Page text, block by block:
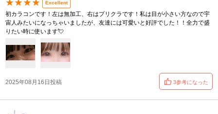
★★★★ Excellent
初カラコンです！左は無加工、右はプリクラです！私は目が小さい方なので宇
宙人みたいになっちゃいましたが、友達には可愛いと好評でした！！全力で盛
りたい時に使います💘
2025年08月16日投稿 3参考になった